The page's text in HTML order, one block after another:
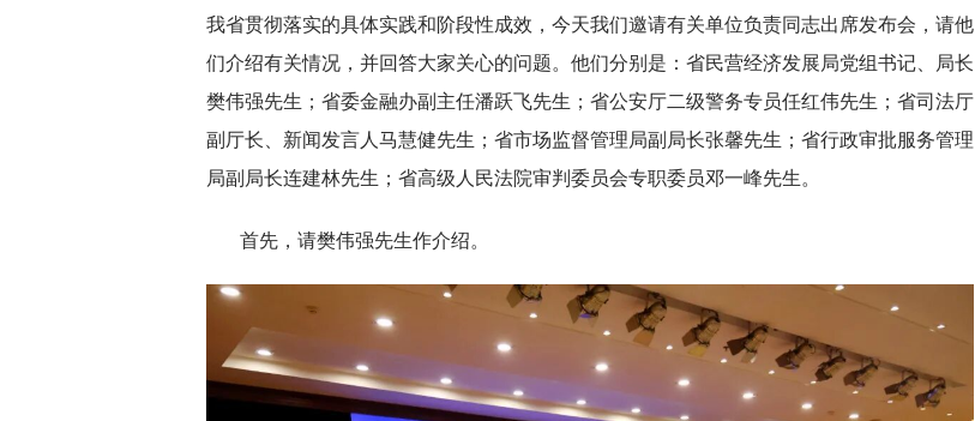
我省贯彻落实的具体实践和阶段性成效，今天我们邀请有关单位负责同志出席发布会，请他
们介绍有关情况，并回答大家关心的问题。他们分别是：省民营经济发展局党组书记、局长
樊伟强先生；省委金融办副主任潘跃飞先生；省公安厅二级警务专员任红伟先生；省司法厅
副厅长、新闻发言人马慧健先生；省市场监督管理局副局长张馨先生；省行政审批服务管理
局副局长连建林先生；省高级人民法院审判委员会专职委员邓一峰先生。
首先，请樊伟强先生作介绍。